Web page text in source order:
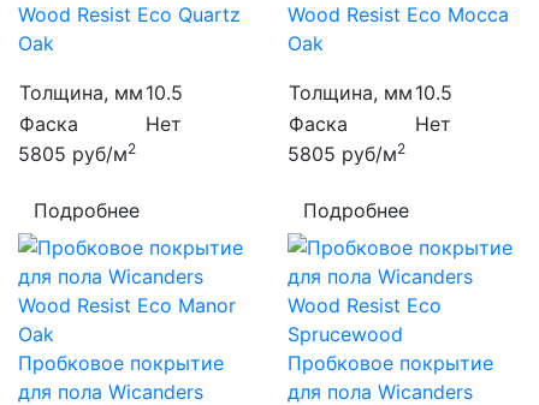
Wood Resist Eco Quartz
Oak
Толщина, мм 10.5
Фаска
Нет
5805 руб/м2
Подробнее
Wood Resist Eco Mocca
Oak
Толщина, мм 10.5
Фаска
Нет
5805 руб/м2
Подробнее
Пробковое покрытие
для пола Wicanders
Пробковое покрытие
для пола Wicanders